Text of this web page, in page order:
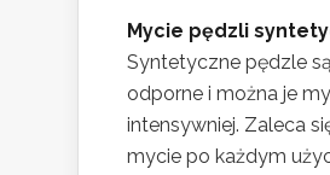
Mycie pędzli
Syntetyczne pędzle
odporne i można je
intensywniej. Zaleca
mycie po każdym